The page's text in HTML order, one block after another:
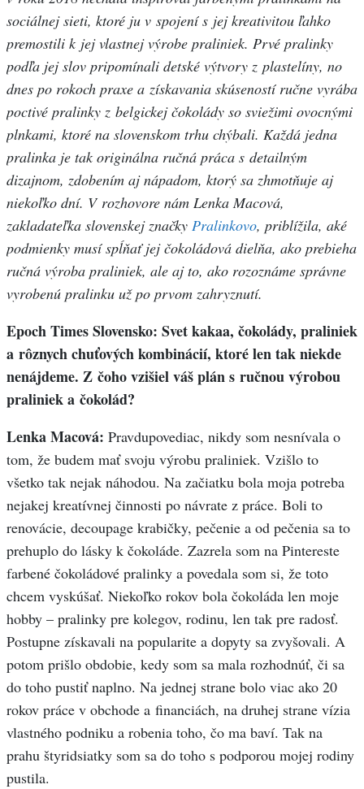
sociálnej sieti, ktoré ju v spojení s jej kreativitou ľahko
premostili k jej vlastnej výrobe praliniek. Prvé pralinky
podľa jej slov pripomínali detské výtvory z plastelíny, no
dnes po rokoch praxe a získavania skúseností ručne vyrába
poctivé pralinky z belgickej čokolády so sviežimi ovocnými
plnkami, ktoré na slovenskom trhu chýbali. Každá jedna
pralinka je tak originálna ručná práca s detailným
dizajnom, zdobením aj nápadom, ktorý sa zhmotňuje aj
niekoľko dní. V rozhovore nám Lenka Macová,
zakladateľka slovenskej značky Pralinkovo, priblížila, aké
podmienky musí spĺňať jej čokoládová dielňa, ako prebieha
ručná výroba praliniek, ale aj to, ako rozoznáme správne
vyrobenú pralinku už po prvom zahryznutí.
Epoch Times Slovensko: Svet kakaa, čokolády, praliniek
a rôznych chuťových kombinácií, ktoré len tak niekde
nenájdeme. Z čoho vzišiel váš plán s ručnou výrobou
praliniek a čokolád?
Lenka Macová: Pravdupovediac, nikdy som nesnívala o
tom, že budem mať svoju výrobu praliniek. Vzišlo to
všetko tak nejak náhodou. Na začiatku bola moja potreba
nejakej kreatívnej činnosti po návrate z práce. Boli to
renovácie, decoupage krabičky, pečenie a od pečenia sa to
prehuplo do lásky k čokoláde. Zazrela som na Pintereste
farbené čokoládové pralinky a povedala som si, že toto
chcem vyskúšať. Niekoľko rokov bola čokoláda len moje
hobby – pralinky pre kolegov, rodinu, len tak pre radosť.
Postupne získavali na popularite a dopyty sa zvyšovali. A
potom prišlo obdobie, kedy som sa mala rozhodnúť, či sa
do toho pustiť naplno. Na jednej strane bolo viac ako 20
rokov práce v obchode a financiách, na druhej strane vízia
vlastného podniku a robenia toho, čo ma baví. Tak na
prahu štyridsiatky som sa do toho s podporou mojej rodiny
pustila.